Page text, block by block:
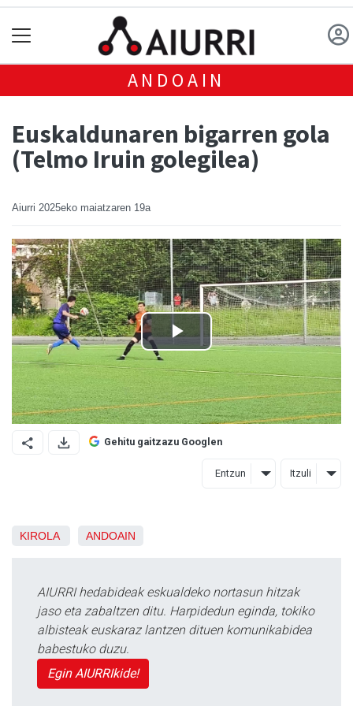
ANDOAIN
Euskaldunaren bigarren gola
(Telmo Iruin golegilea)
Aiurri 2025eko maiatzaren 19a
Gehitu gaitzazu Googlen
Entzun Itzuli
KIROLA ANDOAIN
AIURRI hedabideak eskualdeko nortasun hitzak
jaso eta zabaltzen ditu. Harpidedun eginda, tokiko
albisteak euskaraz lantzen dituen komunikabidea
babestuko duzu.
Egin AIURRIkide!